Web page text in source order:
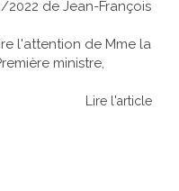
2022 de Jean-François
l'attention de Mme la
ministre,
Lire l'article